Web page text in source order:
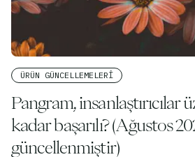
ÜRÜN GÜNCELLEMELERI
Pangram, insanlaştırıcılar
kadar başarılı? (Ağustos
güncellenmiştir)